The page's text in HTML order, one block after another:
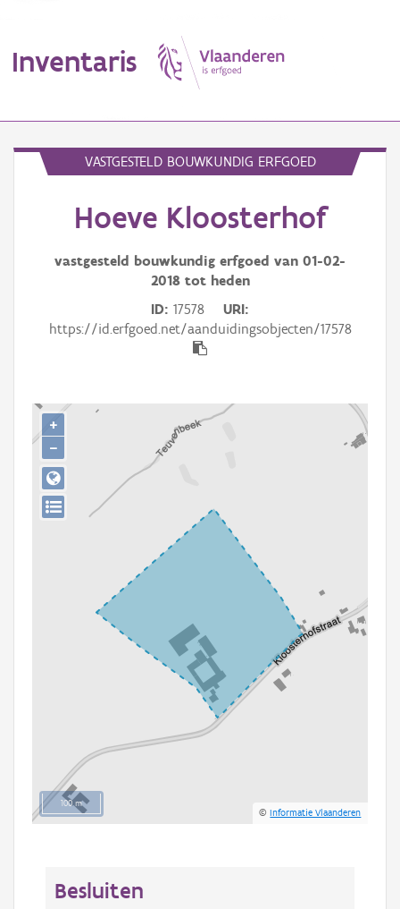
Inventaris
Erfgoedobject
Aanduidingsobject
Persoon of collectief
Downloads
Hergebruik
VASTGESTELD BOUWKUNDIG ERFGOED
Hoeve Kloosterhof
vastgesteld bouwkundig erfgoed van 01-02-
2018tot heden
ID 17578
URI
https://id.erfgoed.net/aanduidingsobjecten/17578
100 m
©Informatie Vlaanderen
+
−
Besluiten